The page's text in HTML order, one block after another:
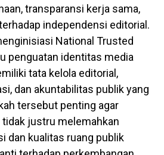
transparansi kerja sama,
independensi editorial.
National Trusted
penguatan identitas media
tata kelola editorial,
dan akuntabilitas publik yang
tersebut penting agar
justru melemahkan
dan kualitas ruang publik